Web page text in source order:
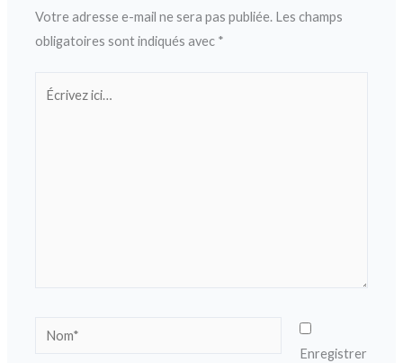
Votre adresse e-mail ne sera pas publiée. Les champs
obligatoires sont indiqués avec *
Écrivez
Nom*
Enregistrer